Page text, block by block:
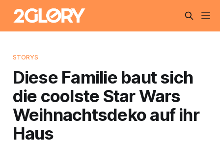
STORYS
Diese Familie baut sich
die coolste Star Wars
Weihnachtsdeko auf ihr
Haus